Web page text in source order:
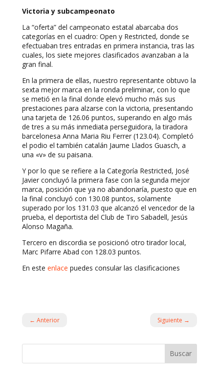
Victoria y subcampeonato
La “oferta” del campeonato estatal abarcaba dos
categorías en el cuadro: Open y Restricted, donde se
efectuaban tres entradas en primera instancia, tras las
cuales, los siete mejores clasificados avanzaban a la
gran final.
En la primera de ellas, nuestro representante obtuvo la
sexta mejor marca en la ronda preliminar, con lo que
se metió en la final donde elevó mucho más sus
prestaciones para alzarse con la victoria, presentando
una tarjeta de 126.06 puntos, superando en algo más
de tres a su más inmediata perseguidora, la tiradora
barcelonesa Anna Maria Riu Ferrer (123.04). Completó
el podio el también catalán Jaume Llados Guasch, a
una «v» de su paisana.
Y por lo que se refiere a la Categoría Restricted, José
Javier concluyó la primera fase con la segunda mejor
marca, posición que ya no abandonaría, puesto que en
la final concluyó con 130.08 puntos, solamente
superado por los 131.03 que alcanzó el vencedor de la
prueba, el deportista del Club de Tiro Sabadell, Jesús
Alonso Magaña.
Tercero en discordia se posicionó otro tirador local,
Marc Pifarre Abad con 128.03 puntos.
En este enlace puedes consular las clasificaciones
← Anterior Siguiente →
Buscar